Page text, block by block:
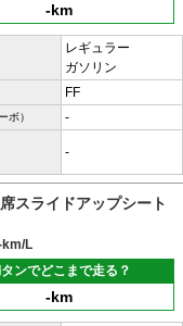
-km
レギュラー
ガソリン
FF
ボ） -
-
スライドアップシート
km/L
ンでどこまで走る？
-km